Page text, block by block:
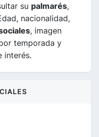
su palmarés,
nacionalidad,
, imagen
temporada y
interés.